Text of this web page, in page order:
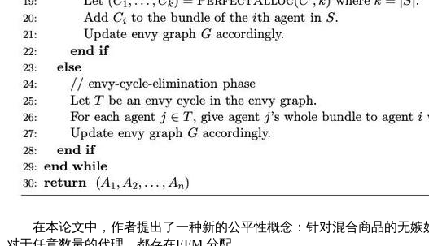
在本论文中，作者提出了一种新的公平性概念：针对混合商品的无嫉妒